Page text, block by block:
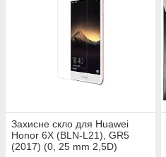
Захисне скло для Huawei
Honor 6X (BLN-L21), GR5
(2017) (0, 25 mm 2,5D)